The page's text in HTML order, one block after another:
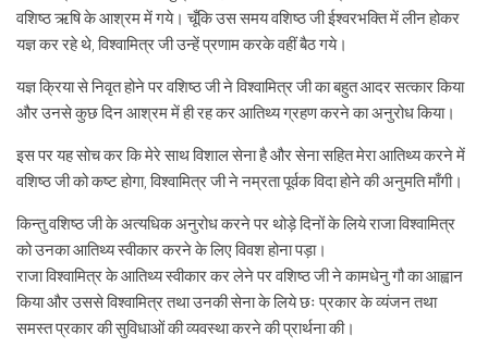
वशिष्ठ ऋषि के आश्रम में गये। चूँकि उस समय वशिष्ठ जी ईश्वरभक्ति में लीन होकर
यज्ञ कर रहे थे, विश्वामित्र जी उन्हें प्रणाम करके वहीं बैठ गये।
यज्ञ क्रिया से निवृत होने पर वशिष्ठ जी ने विश्वामित्र जी का बहुत आदर सत्कार किया
और उनसे कुछ दिन आश्रम में ही रह कर आतिथ्य ग्रहण करने का अनुरोध किया।
इस पर यह सोच कर कि मेरे साथ विशाल सेना है और सेना सहित मेरा आतिथ्य करने में
वशिष्ठ जी को कष्ट होगा, विश्वामित्र जी ने नम्रता पूर्वक विदा होने की अनुमति माँगी।
किन्तु वशिष्ठ जी के अत्यधिक अनुरोध करने पर थोड़े दिनों के लिये राजा विश्वामित्र
को उनका आतिथ्य स्वीकार करने के लिए विवश होना पड़ा।
राजा विश्वामित्र के आतिथ्य स्वीकार कर लेने पर वशिष्ठ जी ने कामधेनु गौ का आह्वान
किया और उससे विश्वामित्र तथा उनकी सेना के लिये छः प्रकार के व्यंजन तथा
समस्त प्रकार की सुविधाओं की व्यवस्था करने की प्रार्थना की।